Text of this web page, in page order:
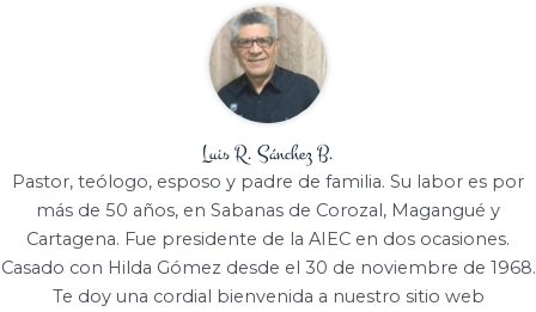
Luis R. Sánchez B.
Pastor, teólogo, esposo y padre de familia. Su labor es por
más de 50 años, en Sabanas de Corozal, Magangué y
Cartagena. Fue presidente de la AIEC en dos ocasiones.
Casado con Hilda Gómez desde el 30 de noviembre de 1968.
Te doy una cordial bienvenida a nuestro sitio web